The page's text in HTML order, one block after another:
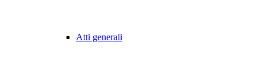
Atti generali